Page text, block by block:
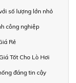
số lượng lớn nhỏ
công nghiệp
Rẻ
Tốt Cho Lò Hơi
đáng tin cậy